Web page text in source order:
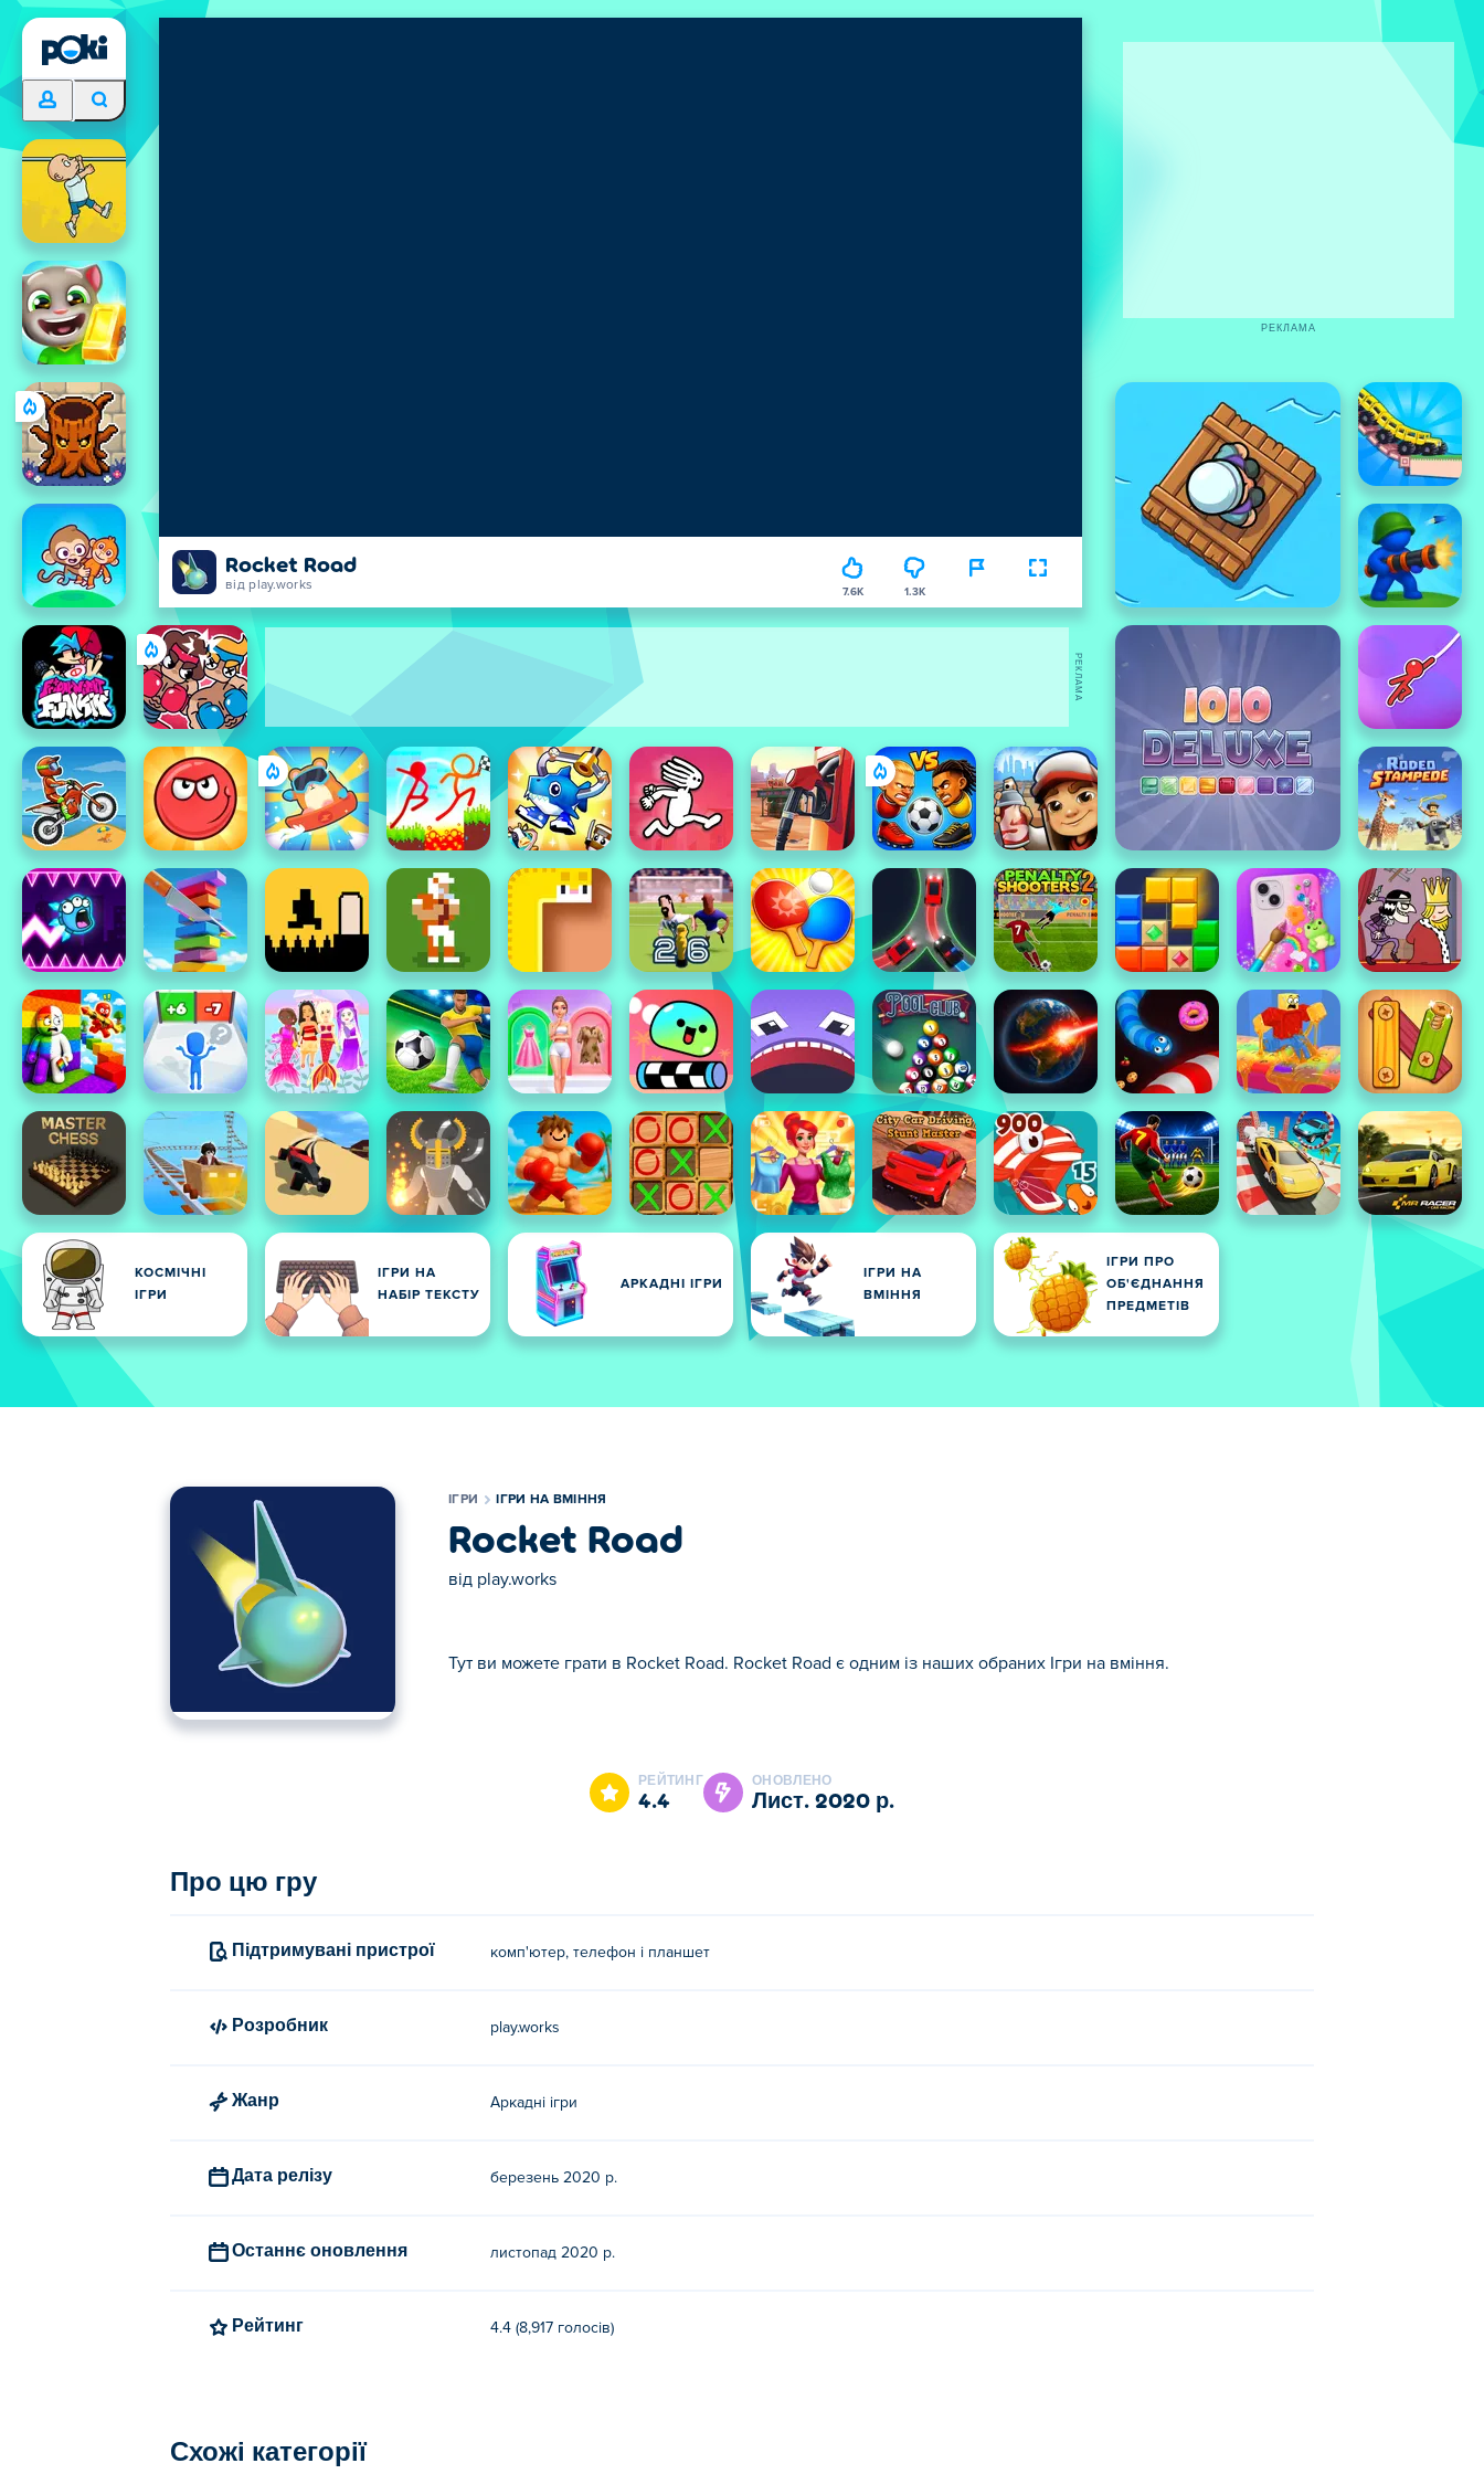
Rocket Road
від play.works 7.6K 1.3K
КОСМІЧНІ
ІГРИ
ІГРИ НА
НАБІР ТЕКСТУ
АРКАДНІ ІГРИ
ІГРИ НА
ВМІННЯ
ІГРИ ПРО
ОБ'ЄДНАННЯ
ПРЕДМЕТІВ
РЕКЛАМА
РЕКЛАМА
ІГРИ ІГРИ НА ВМІННЯ
Rocket Road
від play.works
Тут ви можете грати в Rocket Road. Rocket Road є одним із наших обраних Ігри на вміння.
Тут ви можете грати в Rocket Road. Rocket Road є одним із наших обраних Ігри на вміння.
РЕЙТИНГ
4.4
ОНОВЛЕНО
лист. 2020 р.
Про цю гру
Підтримувані пристрої комп'ютер, телефон і планшет
Розробник play.works
Жанр Аркадні ігри
Дата релізу березень 2020 р.
Останнє оновлення листопад 2020 р.
Рейтинг 4.4 (8,917 голосів)
Схожі категорії